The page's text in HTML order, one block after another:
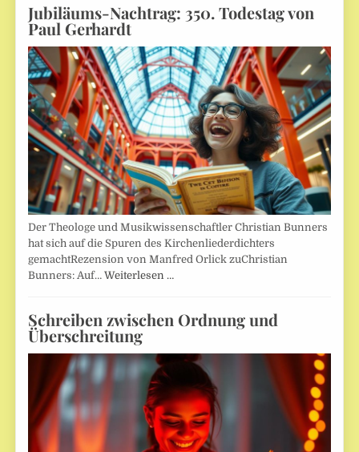
Jubiläums-Nachtrag: 350. Todestag von
Paul Gerhardt
Der Theologe und Musikwissenschaftler Christian Bunners
hat sich auf die Spuren des Kirchenliederdichters
gemachtRezension von Manfred Orlick zuChristian
Bunners: Auf…Weiterlesen …
Schreiben zwischen Ordnung und
Überschreitung